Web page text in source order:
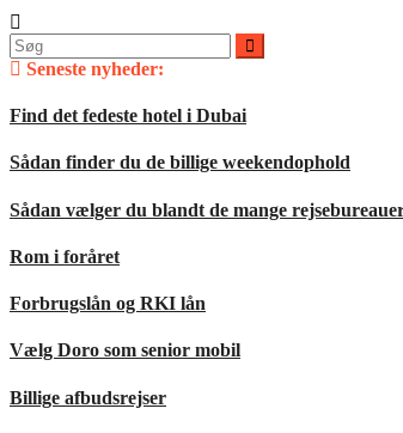
Søg
efter:Seneste nyheder:
Find det fedeste hotel i Dubai
Sådan finder du de billige weekendophold
Sådan vælger du blandt de mange
Rom i foråret
Forbrugslån og RKI lån
Vælg Doro som senior mobil
Billige afbudsrejser